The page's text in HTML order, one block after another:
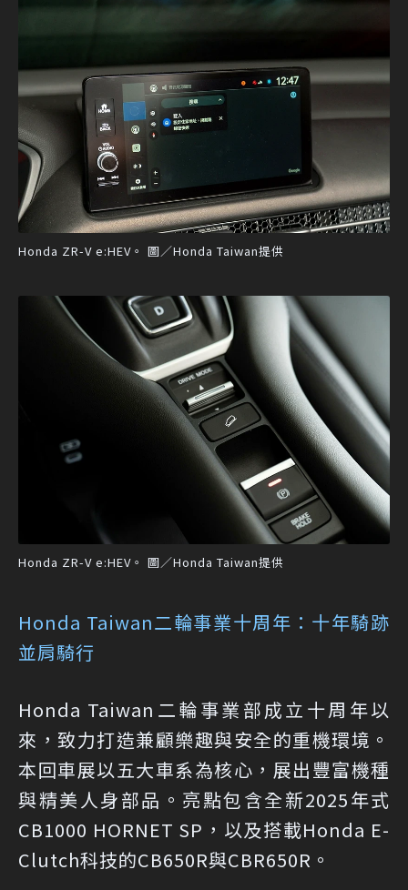
Honda ZR-V e:HEV。 圖／Honda Taiwan提供
Honda ZR-V e:HEV。 圖／Honda Taiwan提供
Honda Taiwan二輪事業十周年：十年騎跡
並肩騎行
Honda Taiwan二輪事業部成立十周年以
來，致力打造兼顧樂趣與安全的重機環境。
本回車展以五大車系為核心，展出豐富機種
與精美人身部品。亮點包含全新2025年式
CB1000 HORNET SP，以及搭載Honda E-
Clutch科技的CB650R與CBR650R。